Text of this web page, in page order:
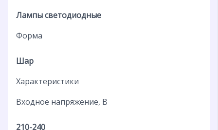
Лампы светодиодные
Форма
Шар
Характеристики
Входное напряжение, В
210-240